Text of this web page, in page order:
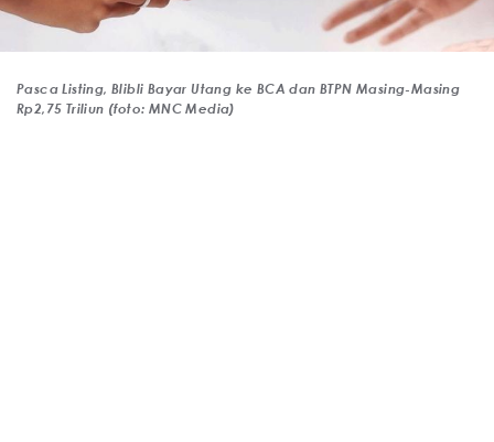
Pasca Listing, Blibli Bayar Utang ke BCA dan BTPN Masing-Masing
Rp2,75 Triliun (foto: MNC Media)